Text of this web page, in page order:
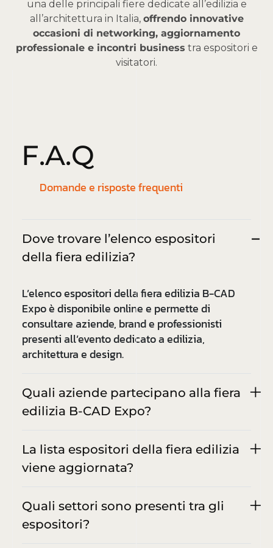
una delle principali fiere dedicate all’edilizia e
all’architettura in Italia, offrendo innovative
occasioni di networking, aggiornamento
professionale e incontri business tra espositori e
visitatori.
F.A.Q
Domande e risposte frequenti
Dove trovare l’elenco espositori
della fiera edilizia?
L’elenco espositori della fiera edilizia B-CAD
Expo è disponibile online e permette di
consultare aziende, brand e professionisti
presenti all’evento dedicato a edilizia,
architettura e design.
Quali aziende partecipano alla fiera
edilizia B-CAD Expo?
La lista espositori della fiera edilizia
viene aggiornata?
Quali settori sono presenti tra gli
espositori?